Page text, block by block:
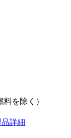
を除く）
詳細